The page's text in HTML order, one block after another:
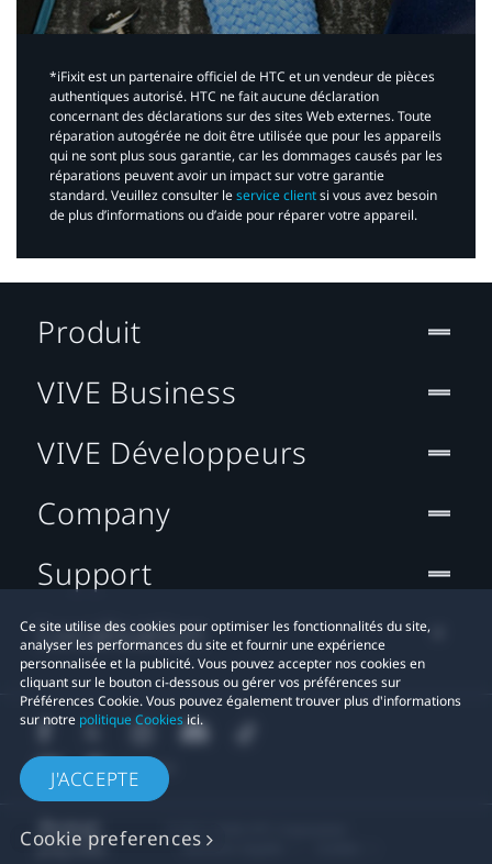
*iFixit est un partenaire officiel de HTC et un vendeur de pièces
authentiques autorisé. HTC ne fait aucune déclaration
concernant des déclarations sur des sites Web externes. Toute
réparation autogérée ne doit être utilisée que pour les appareils
qui ne sont plus sous garantie, car les dommages causés par les
réparations peuvent avoir un impact sur votre garantie
standard. Veuillez consulter leservice clientsi vous avez besoin
de plus d’informations ou d’aide pour réparer votre appareil.​
Ce site utilise des cookies pour optimiser les fonctionnalités du site,
analyser les performances du site et fournir une expérience
personnalisée et la publicité. Vous pouvez accepter nos cookies en
cliquant sur le bouton ci-dessous ou gérer vos préférences sur
Préférences Cookie. Vous pouvez également trouver plus d'informations
sur notre politique Cookiesici.
J'ACCEPTE
Cookie preferences
Produit
VIVE Business
VIVE Développeurs
Company
Support
Localisation
Mentions Légales